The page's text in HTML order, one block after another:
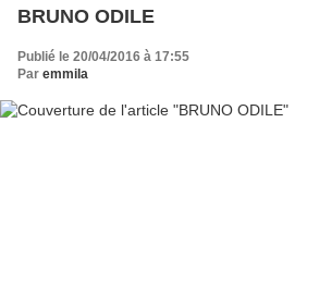
BRUNO ODILE
Publié le 20/04/2016 à 17:55
Par emmila